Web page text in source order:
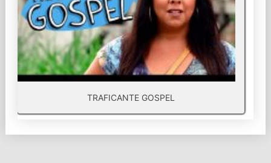
TRAFICANTE GOSPEL